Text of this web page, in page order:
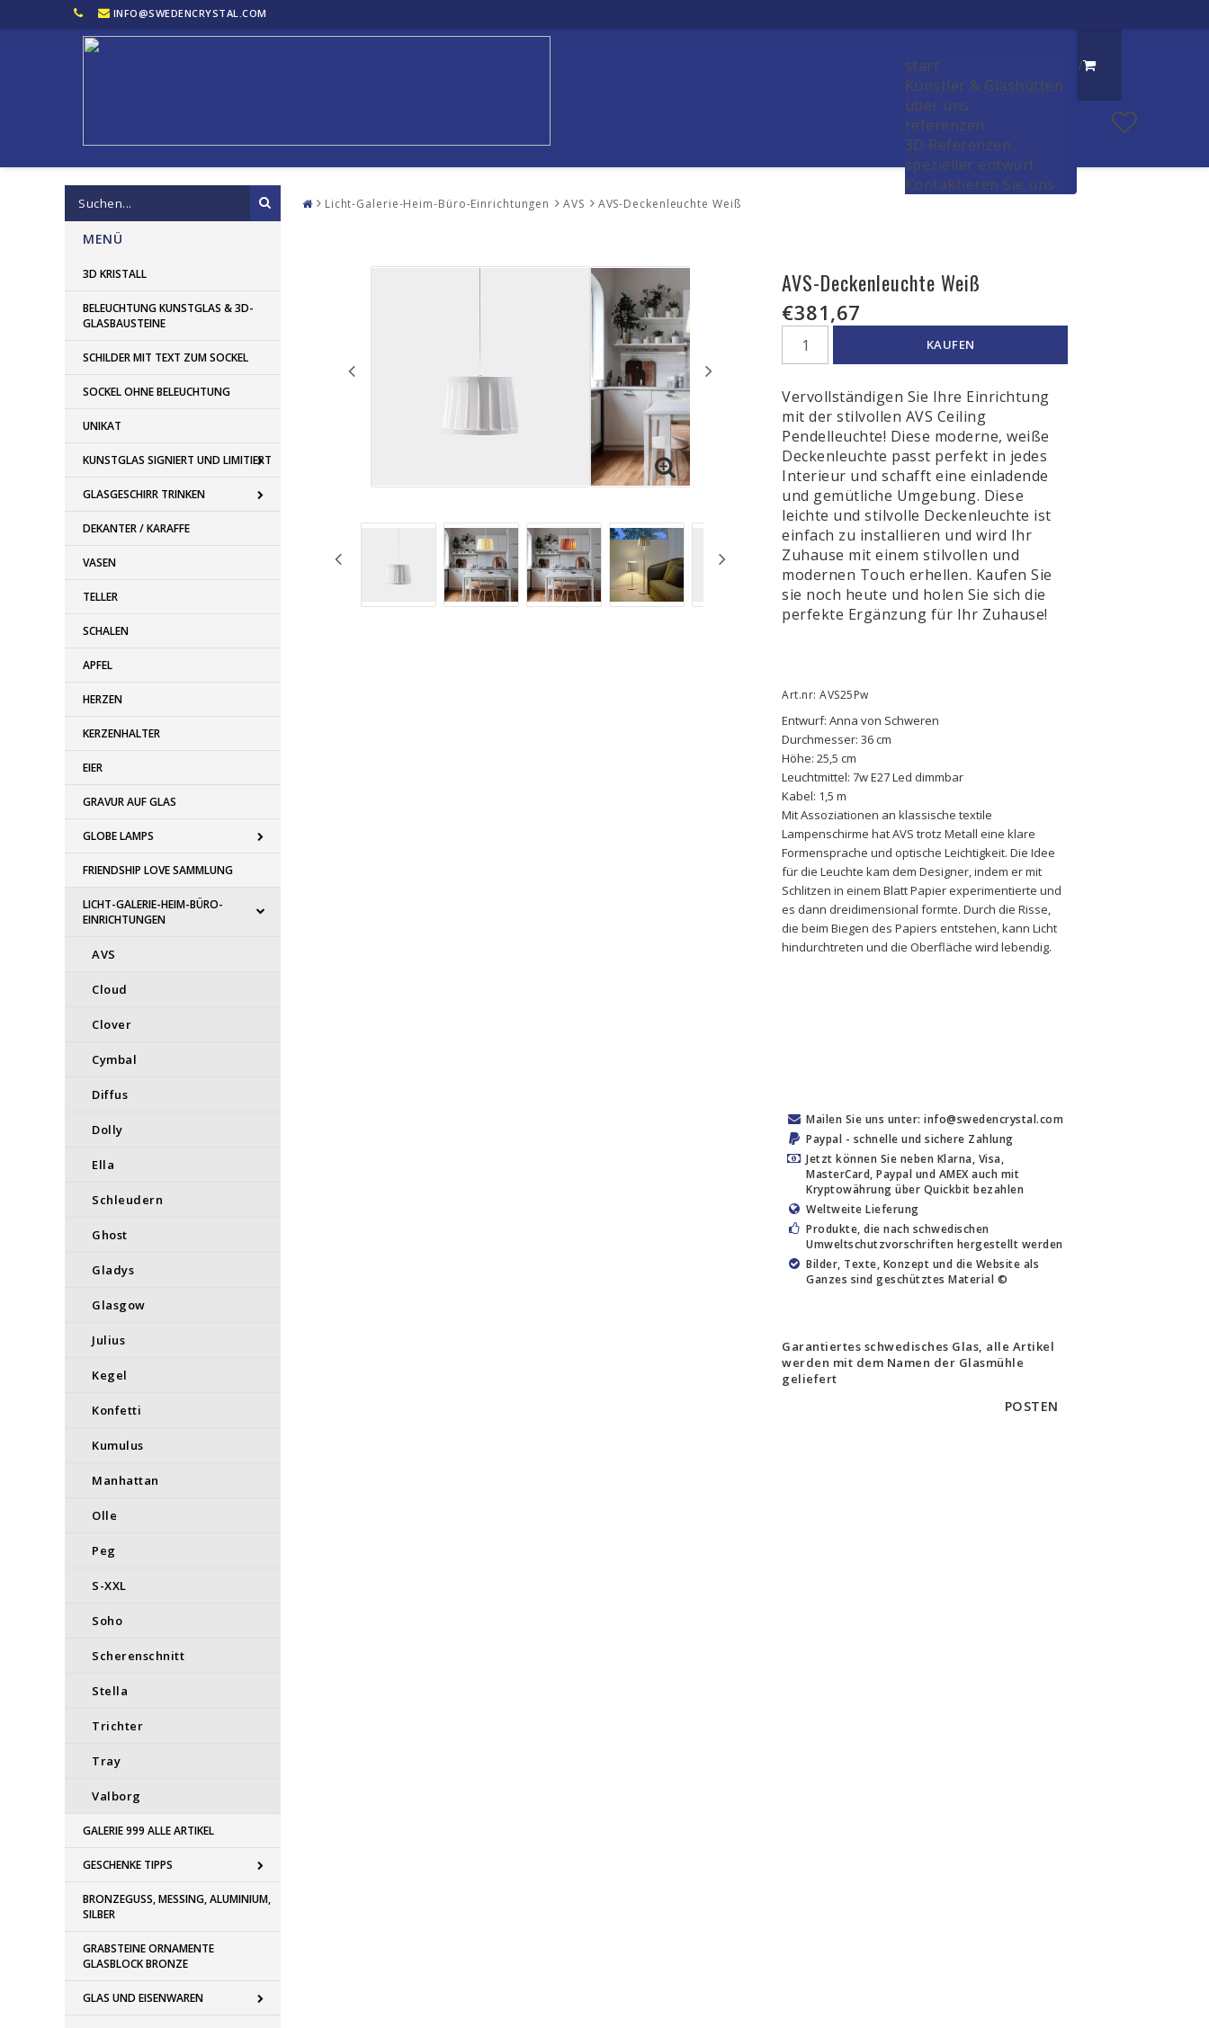
INFO@SWEDENCRYSTAL.COM
/
start
Künstler & Glashütten
über uns
referenzen
3D Referenzen
spezieller entwurf
Kontaktieren Sie uns
MENÜ
3D KRISTALL
BELEUCHTUNG KUNSTGLAS & 3D-
GLASBAUSTEINE
SCHILDER MIT TEXT ZUM SOCKEL
SOCKEL OHNE BELEUCHTUNG
UNIKAT
KUNSTGLAS SIGNIERT UND LIMITIERT
GLASGESCHIRR TRINKEN
DEKANTER / KARAFFE
VASEN
TELLER
SCHALEN
APFEL
HERZEN
KERZENHALTER
EIER
GRAVUR AUF GLAS
GLOBE LAMPS
FRIENDSHIP LOVE SAMMLUNG
LICHT-GALERIE-HEIM-BÜRO-
EINRICHTUNGEN
AVS
Cloud
Clover
Cymbal
Diffus
Dolly
Ella
Schleudern
Ghost
Gladys
Glasgow
Julius
Kegel
Konfetti
Kumulus
Manhattan
Olle
Peg
S-XXL
Soho
Scherenschnitt
Stella
Trichter
Tray
Valborg
GALERIE 999 ALLE ARTIKEL
GESCHENKE TIPPS
BRONZEGUSS, MESSING, ALUMINIUM,
SILBER
GRABSTEINE ORNAMENTE
GLASBLOCK BRONZE
GLAS UND EISENWAREN
Licht-Galerie-Heim-Büro-Einrichtungen AVS AVS-Deckenleuchte Weiß
AVS-Deckenleuchte Weiß
€381,67
KAUFEN
Vervollständigen Sie Ihre Einrichtung
mit der stilvollen AVS Ceiling
Pendelleuchte! Diese moderne, weiße
Deckenleuchte passt perfekt in jedes
Interieur und schafft eine einladende
und gemütliche Umgebung. Diese
leichte und stilvolle Deckenleuchte ist
einfach zu installieren und wird Ihr
Zuhause mit einem stilvollen und
modernen Touch erhellen. Kaufen Sie
sie noch heute und holen Sie sich die
perfekte Ergänzung für Ihr Zuhause!
Art.nr: AVS25Pw
Entwurf: Anna von Schweren
Durchmesser: 36 cm
Höhe: 25,5 cm
Leuchtmittel: 7w E27 Led dimmbar
Kabel: 1,5 m
Mit Assoziationen an klassische textile
Lampenschirme hat AVS trotz Metall eine klare
Formensprache und optische Leichtigkeit. Die Idee
für die Leuchte kam dem Designer, indem er mit
Schlitzen in einem Blatt Papier experimentierte und
es dann dreidimensional formte. Durch die Risse,
die beim Biegen des Papiers entstehen, kann Licht
hindurchtreten und die Oberfläche wird lebendig.
Mailen Sie uns unter: info@swedencrystal.com
Paypal - schnelle und sichere Zahlung
Jetzt können Sie neben Klarna, Visa,
MasterCard, Paypal und AMEX auch mit
Kryptowährung über Quickbit bezahlen
Weltweite Lieferung
Produkte, die nach schwedischen
Umweltschutzvorschriften hergestellt werden
Bilder, Texte, Konzept und die Website als
Ganzes sind geschütztes Material ©
Garantiertes schwedisches Glas, alle Artikel
werden mit dem Namen der Glasmühle
geliefert
POSTEN